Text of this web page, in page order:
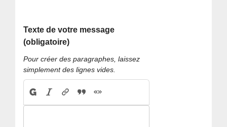
Texte de votre message
(obligatoire)
Pour créer des paragraphes, laissez
simplement des lignes vides.